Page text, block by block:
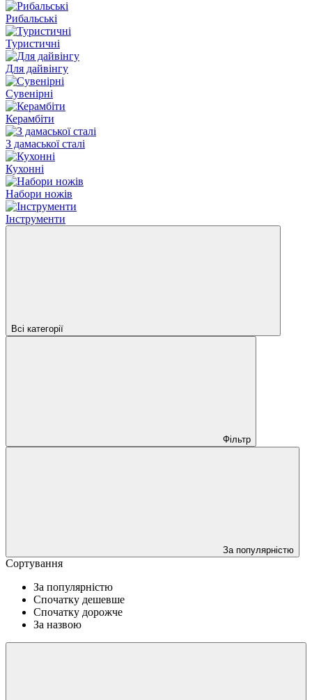
Рибальські
Туристичні
Для дайвінгу
Сувенірні
Керамбіти
З дамаської сталі
Кухонні
Набори ножів
Інструменти
Всі категорії
Фільтр
За популярністю
Сортування
За популярністю
Спочатку дешевше
Спочатку дорожче
За назвою